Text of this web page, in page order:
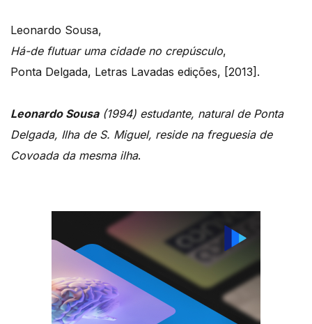
Leonardo Sousa,
Há-de flutuar uma cidade no crepúsculo,
Ponta Delgada, Letras Lavadas edições, [2013].
Leonardo Sousa(1994) estudante, natural de Ponta
Delgada, Ilha de S. Miguel, reside na freguesia de
Covoada da mesma ilha.